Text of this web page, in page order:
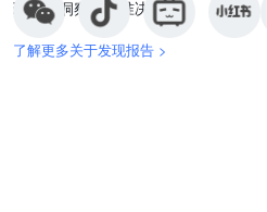
现深度洞察与精准决策。
了解更多关于发现报告 >